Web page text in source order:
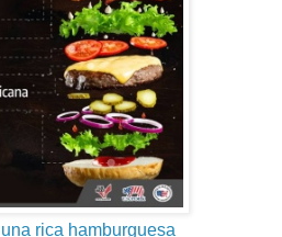
rica hamburguesa